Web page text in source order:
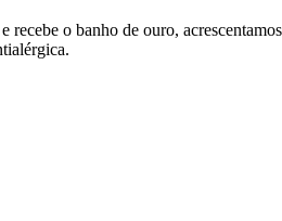
o banho de ouro,